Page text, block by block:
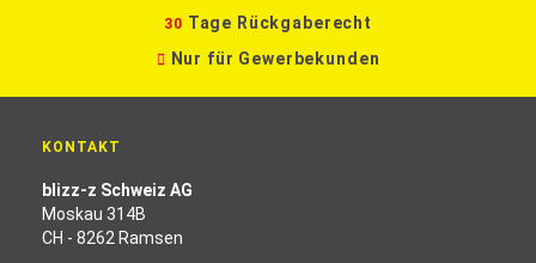
30 Tage Rückgaberecht
Nur für Gewerbekunden
KONTAKT
blizz-z Schweiz AG
Moskau 314B
CH - 8262 Ramsen